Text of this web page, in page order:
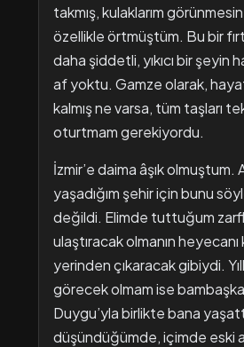
takmış, kulaklarım
özellikle örtmüştüm. Bu bir
daha şiddetli, yıkıcı bir şeyin
af yoktu. Gamze olarak,
kalmış ne varsa, tüm taşları
oturtmam gerekiyordu.
İzmir’e daima âşık olmuştum.
yaşadığım şehir için bunu
değildi. Elimde tuttuğum
ulaştıracak olmanın heyecanı
yerinden çıkaracak gibiydi.
görecek olmam ise
Duygu’yla birlikte bana
düşündüğümde, içimde eski